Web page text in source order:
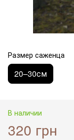
Размер саженца
20–30см
В наличии
320 грн